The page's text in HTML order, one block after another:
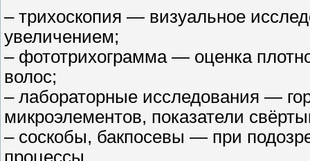
– трихоскопия — визуальное
увеличением;
– фототрихограмма — оценка
волос;
– лабораторные исследования —
микроэлементов, показатели
– соскобы, бакпосевы — при
процессы.